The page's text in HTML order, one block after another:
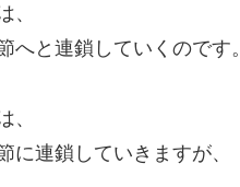
、
へと連鎖していくのです。
、
に連鎖していきますが、